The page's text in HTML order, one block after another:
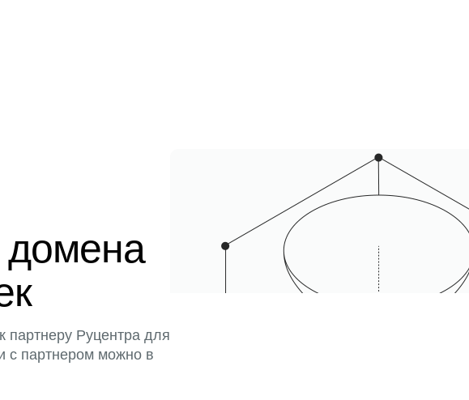
домена
партнеру Руцентра для
с партнером можно в